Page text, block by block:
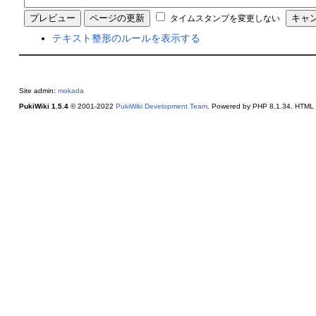
タイムスタンプを変更しない
テキスト整形のルールを表示する
Site admin: mokada
PukiWiki 1.5.4© 2001-2022 PukiWiki Development Team. Powered by PHP 8.1.34. HTML